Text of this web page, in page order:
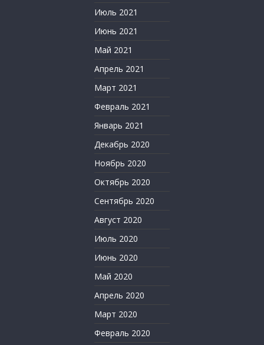
Июль 2021
Июнь 2021
Май 2021
Апрель 2021
Март 2021
Февраль 2021
Январь 2021
Декабрь 2020
Ноябрь 2020
Октябрь 2020
Сентябрь 2020
Август 2020
Июль 2020
Июнь 2020
Май 2020
Апрель 2020
Март 2020
Февраль 2020